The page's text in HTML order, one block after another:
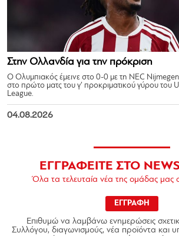
Στην Ολλανδία για την πρόκριση
Ο Ολυμπιακός έμεινε στο 0-0 με τη NEC
στο πρώτο ματς του γ’ προκριματικού γύρου του
League.
04.08.2026
ΕΓΓΡΑΦΕΙΤΕ ΣΤΟ
Όλα τα τελευταία νέα της ομάδας μας
ΕΓΓΡΑΦΗ
Επιθυμώ να λαμβάνω ενημερώσεις
Συλλόγου, διαγωνισμούς, νέα προϊόντα και